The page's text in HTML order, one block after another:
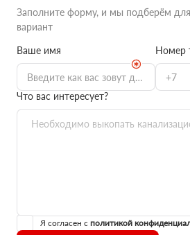
Заполните форму, и мы подберём
вариант
Ваше имя
Номер
Что вас интересует?
Я согласен с политикой